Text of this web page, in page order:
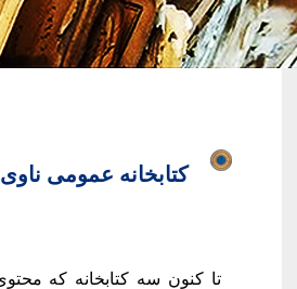
کتابخانه عمومی
تا کنون سه کتابخانه که